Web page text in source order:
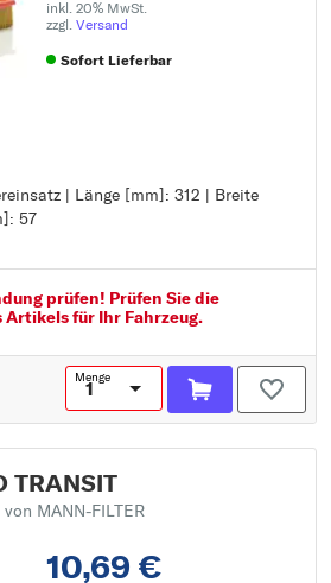
inkl. 20% MwSt.
zzgl. Versand
Sofort Lieferbar
| Länge [mm]: 312 | Breite
57
prüfen! Prüfen Sie die
Artikels für Ihr Fahrzeug.
Menge
TRANSIT
von MANN-FILTER
10,69 €